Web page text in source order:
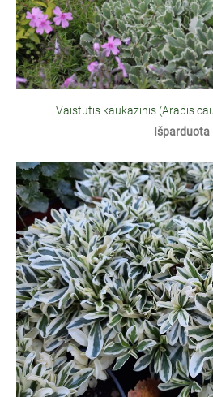
Vaistutis kaukazinis (Arabis
Išparduota